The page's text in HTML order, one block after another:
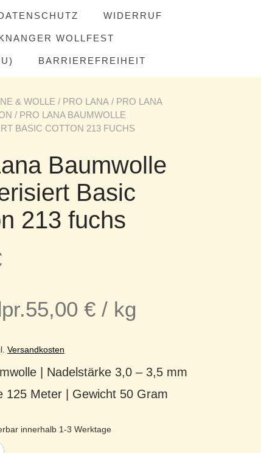
WIDERRUF
WOLLFEST
BARRIEREFREIHEIT
& WOLLE / PRO LANA / PRO LANA
/ PRO LANA BAUMWOLLE
BASIC COTTON 213 FUCHS
Baumwolle
Basic
213 fuchs
55,00 € / kg
Versandkosten
| Nadelstärke 3,0 – 3,5 mm
125 Meter | Gewicht 50 Gram
innerhalb 1-3 Werktage
mercerisiert Basic Cotton 213 fuchs Menge